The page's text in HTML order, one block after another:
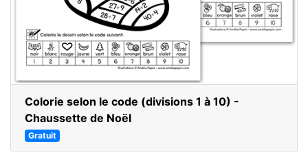
Colorie selon le code (divisions 1 à 10) -
Chaussette de Noël
Gratuit